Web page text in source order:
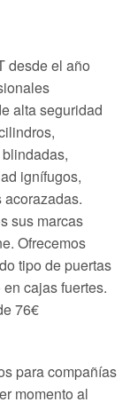
desde el año
alta seguridad
ignífugos,
sus marcas
Ofrecemos
tipo de puertas
cajas fuertes.
76€
para compañías
momento al